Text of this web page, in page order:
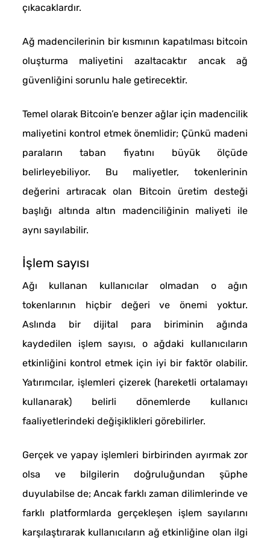
çıkacaklardır.
Ağ madencilerinin bir kısmının kapatılması bitcoin
oluşturma maliyetini azaltacaktır ancak ağ
güvenliğini sorunlu hale getirecektir.
Temel olarak Bitcoin’e benzer ağlar için madencilik
maliyetini kontrol etmek önemlidir; Çünkü madeni
paraların taban fiyatını büyük ölçüde
belirleyebiliyor. Bu maliyetler, tokenlerinin
değerini artıracak olan Bitcoin üretim desteği
başlığı altında altın madenciliğinin maliyeti ile
aynı sayılabilir.
İşlem sayısı
Ağı kullanan kullanıcılar olmadan o ağın
tokenlarının hiçbir değeri ve önemi yoktur.
Aslında bir dijital para biriminin ağında
kaydedilen işlem sayısı, o ağdaki kullanıcıların
etkinliğini kontrol etmek için iyi bir faktör olabilir.
Yatırımcılar, işlemleri çizerek (hareketli ortalamayı
kullanarak) belirli dönemlerde kullanıcı
faaliyetlerindeki değişiklikleri görebilirler.
Gerçek ve yapay işlemleri birbirinden ayırmak zor
olsa ve bilgilerin doğruluğundan şüphe
duyulabilse de; Ancak farklı zaman dilimlerinde ve
farklı platformlarda gerçekleşen işlem sayılarını
karşılaştırarak kullanıcıların ağ etkinliğine olan ilgi